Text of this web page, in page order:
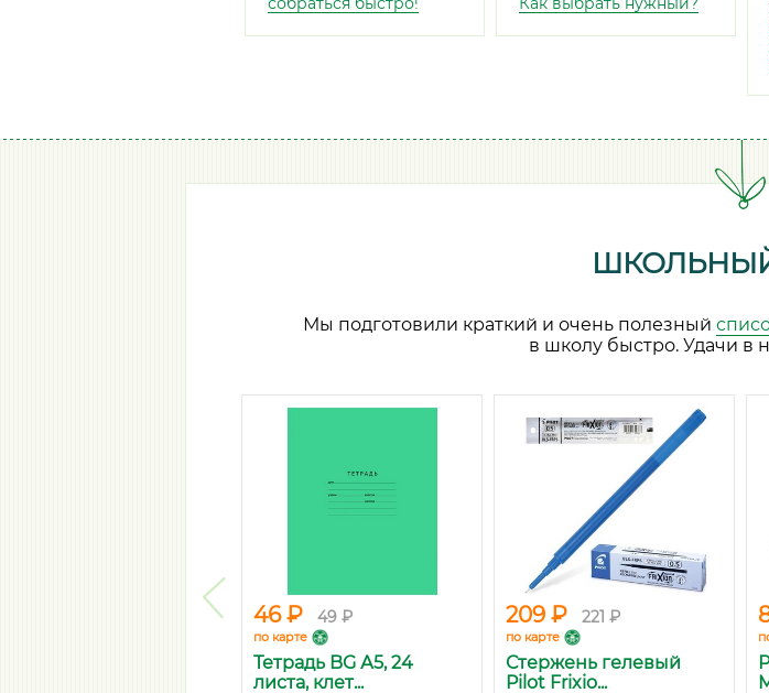
Мы подготовили краткий и очень полезный
в школу быстро. Удачи в
46 ₽ 49 ₽
по карте
Тетрадь BG А5, 24
листа, клет...
209 ₽ 221 ₽
по карте
Стержень гелевый
Pilot Frixio...